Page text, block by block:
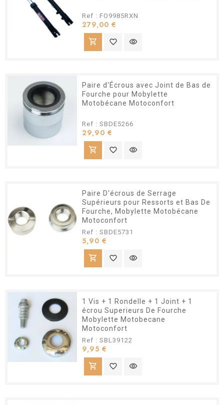
Ref : FO9985RXN
279,00 €
shopping_cart favorite_border visibility
Paire d'Écrous avec Joint de Bas de
Fourche pour Mobylette
Motobécane Motoconfort
Ref : SBDE5266
29,90 €
shopping_cart favorite_border visibility
Paire D'écrous de Serrage
Supérieurs pour Ressorts et Bas De
Fourche, Mobylette Motobécane
Motoconfort
Ref : SBDE5731
5,90 €
shopping_cart favorite_border visibility
1 Vis + 1 Rondelle + 1 Joint + 1
écrou Superieurs De Fourche
Mobylette Motobecane
Motoconfort
Ref : SBL39122
9,95 €
shopping_cart favorite_border visibility